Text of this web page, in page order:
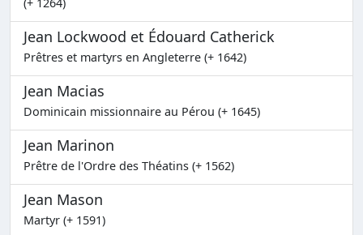
(+ 1264)
Jean Lockwood et Édouard Catherick
Prêtres et martyrs en Angleterre (+ 1642)
Jean Macias
Dominicain missionnaire au Pérou (+ 1645)
Jean Marinon
Prêtre de l'Ordre des Théatins (+ 1562)
Jean Mason
Martyr (+ 1591)